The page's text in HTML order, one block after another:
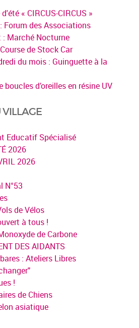
« CIRCUS-CIRCUS »
Forum des Associations
Marché Nocturne
de Stock Car
du mois : Guinguette à la
d’oreilles en résine UV
Educatif Spécialisé
2026
2026
N°53
de Vélos
à tous !
de Carbone
DES AIDANTS
: Ateliers Libres
!
de Chiens
asiatique